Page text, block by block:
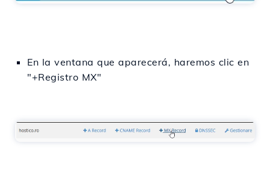
En la ventana que aparecerá, haremos clic en
"+Registro MX"